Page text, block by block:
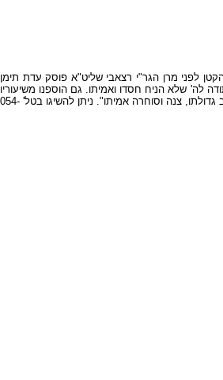
לפני מרן הגר"י רצאבי שליט"א פוסק עדת תימן
לה' שלא הניח חסדו ואמיתו. גם הוספנו משיעוריו
הבלולים במקרא משנה ותלמוד, שעיונו הדק צריך לימוד, ולימדנו להועיל כמה הלכות חשובות ומהם שחשף זרוע קדשו וגילה ידו, גלייה לדרעיה ונפל נהורא. וכל מה שהוצאנו עד עתה הכל הוא בזכותו, תרב גדולתו, צנה וסוחרה אמיתו". ניתן להשיגו בטל' 054-